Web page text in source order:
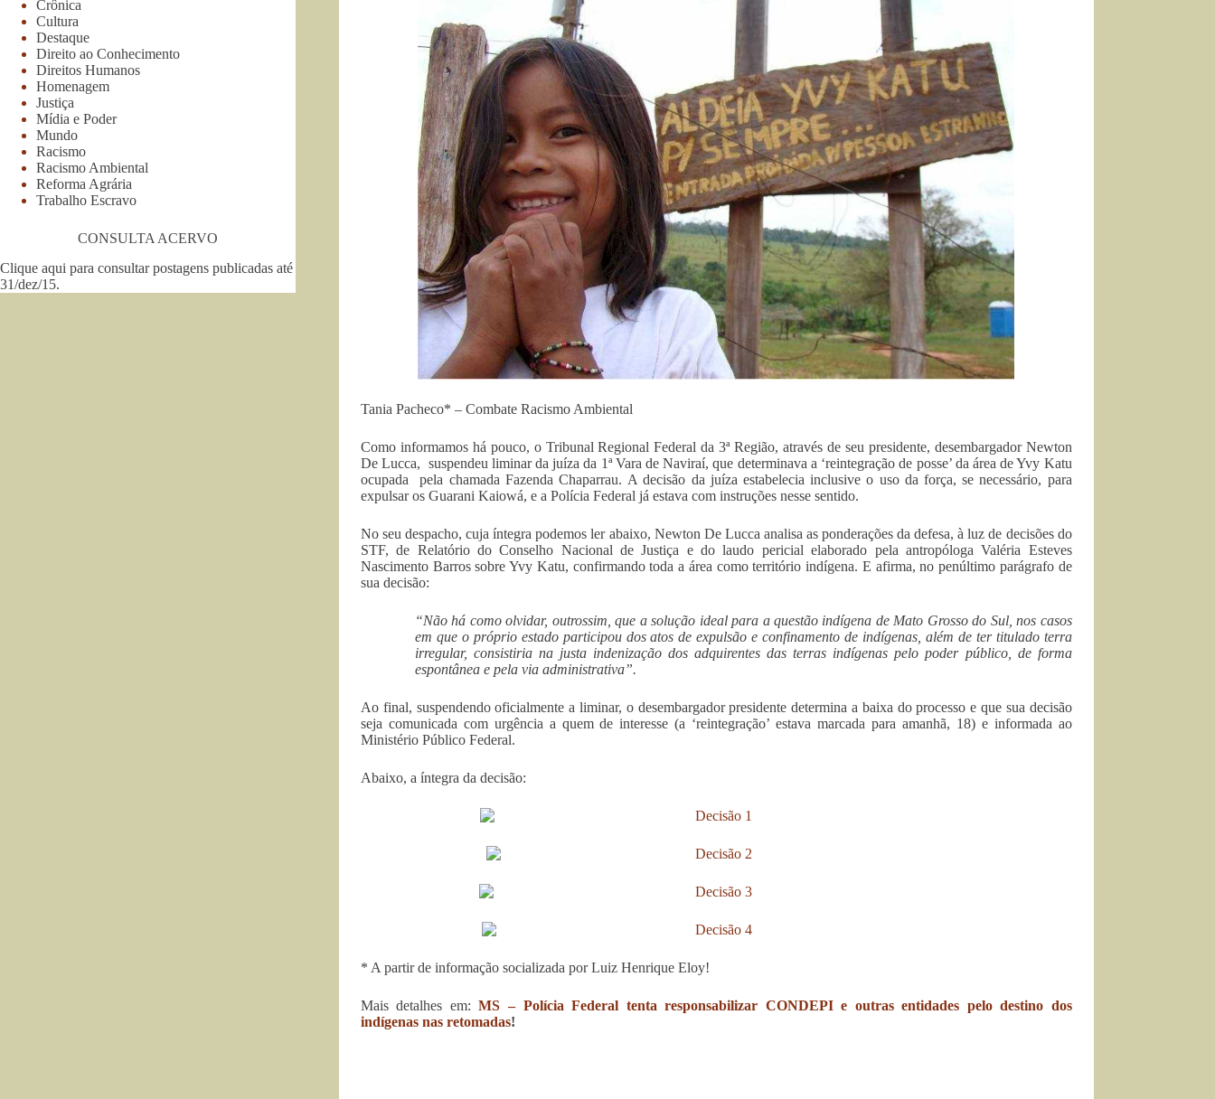
Tania Pacheco* – Combate Racismo Ambiental
Como informamos há pouco, o Tribunal Regional Federal da 3ª Região, através de seu presidente, desembargador Newton
De Lucca, suspendeu liminar da juíza da 1ª Vara de Naviraí, que determinava a ‘reintegração de posse’ da área de Yvy Katu
ocupada pela chamada Fazenda Chaparrau. A decisão da juíza estabelecia inclusive o uso da força, se necessário, para
expulsar os Guarani Kaiowá, e a Polícia Federal já estava com instruções nesse sentido.
No seu despacho, cuja íntegra podemos ler abaixo, Newton De Lucca analisa as ponderações da defesa, à luz de decisões do
STF, de Relatório do Conselho Nacional de Justiça e do laudo pericial elaborado pela antropóloga Valéria Esteves
Nascimento Barros sobre Yvy Katu, confirmando toda a área como território indígena. E afirma, no penúltimo parágrafo de
sua decisão:
“Não há como olvidar, outrossim, que a solução ideal para a questão indígena de Mato Grosso do Sul, nos casos
em que o próprio estado participou dos atos de expulsão e confinamento de indígenas, além de ter titulado terra
irregular, consistiria na justa indenização dos adquirentes das terras indígenas pelo poder público, de forma
espontânea e pela via administrativa”.
Ao final, suspendendo oficialmente a liminar, o desembargador presidente determina a baixa do processo e que sua decisão
seja comunicada com urgência a quem de interesse (a ‘reintegração’ estava marcada para amanhã, 18) e informada ao
Ministério Público Federal.
Abaixo, a íntegra da decisão:
* A partir de informação socializada por Luiz Henrique Eloy!
Mais detalhes em:MS – Polícia Federal tenta responsabilizar CONDEPI e outras entidades pelo destino dos
indígenas nas retomadas!
Crônica
Cultura
Destaque
Direito ao Conhecimento
Direitos Humanos
Homenagem
Justiça
Mídia e Poder
Mundo
Racismo
Racismo Ambiental
Reforma Agrária
Trabalho Escravo
CONSULTA ACERVO
Clique aqui para consultar postagens publicadas até
31/dez/15.